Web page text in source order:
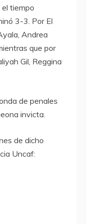
tiempo
3-3. Por El
Andrea
que por
Gil, Reggina
de penales
invicta.
de dicho
Uncaf: